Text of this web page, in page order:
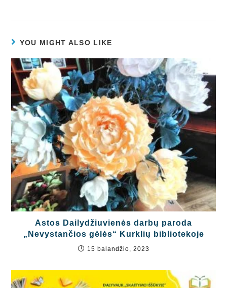
YOU MIGHT ALSO LIKE
Astos Dailydžiuvienės darbų paroda
„Nevystančios gėlės“ Kurklių bibliotekoje
15 balandžio, 2023